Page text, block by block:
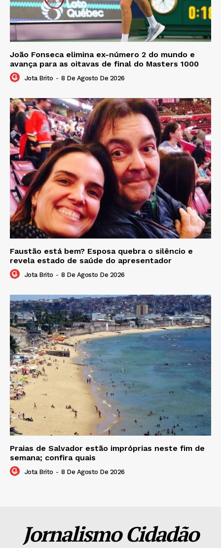
João Fonseca elimina ex-número 2 do mundo e
avança para as oitavas de final do Masters 1000
Jota Brito - 8 De Agosto De 2026
Faustão está bem? Esposa quebra o silêncio e
revela estado de saúde do apresentador
Jota Brito - 8 De Agosto De 2026
Praias de Salvador estão impróprias neste fim de
semana; confira quais
Jota Brito - 8 De Agosto De 2026
Jornalismo Cidadão